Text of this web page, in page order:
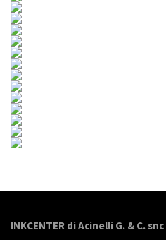
INKCENTER di Acinelli G. & C. snc